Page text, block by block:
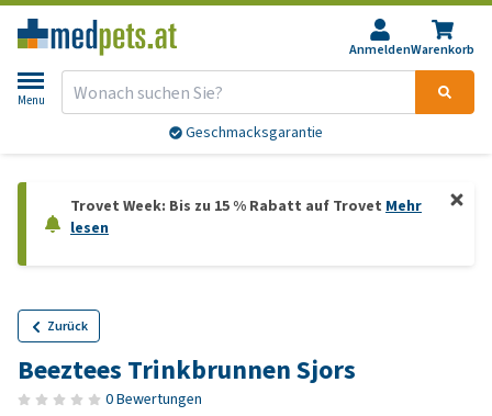
AnmeldenWarenkorb
Menu
Geschmacksgarantie
Trovet Week: Bis zu 15 % Rabatt auf Trovet Mehr
lesen
Zurück
Beeztees Trinkbrunnen Sjors
0 Bewertungen